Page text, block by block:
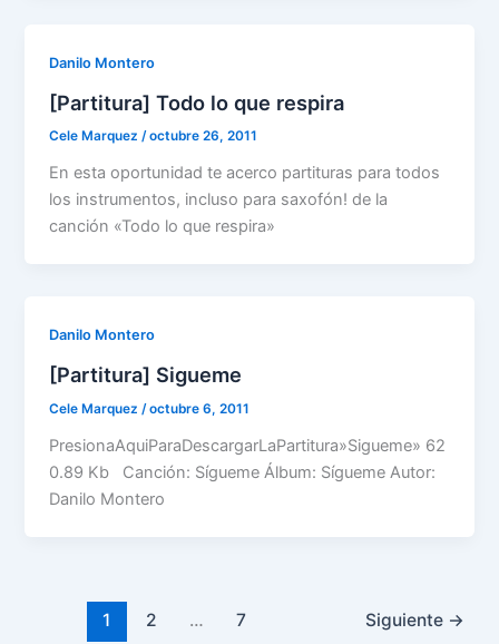
Danilo Montero
[Partitura] Todo lo que respira
Cele Marquez/octubre 26, 2011
En esta oportunidad te acerco partituras para todos
los instrumentos, incluso para saxofón! de la
canción «Todo lo que respira»
Danilo Montero
[Partitura] Sigueme
Cele Marquez/octubre 6, 2011
PresionaAquiParaDescargarLaPartitura»Sigueme» 62
0.89 Kb Canción: Sígueme Álbum: Sígueme Autor:
Danilo Montero
1 2 … 7 Siguiente →